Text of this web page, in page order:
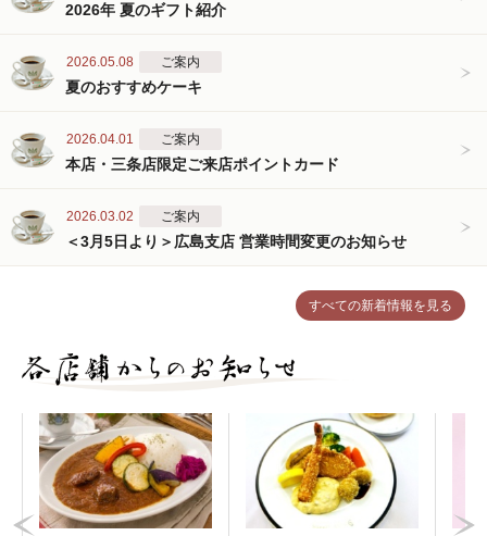
すべての新着情報を見る
2026年 夏のギフト紹介
2026.05.08 ご案内
夏のおすすめケーキ
2026.04.01 ご案内
本店・三条店限定ご来店ポイントカード
2026.03.02 ご案内
＜3月5日より＞広島支店 営業時間変更のお知らせ